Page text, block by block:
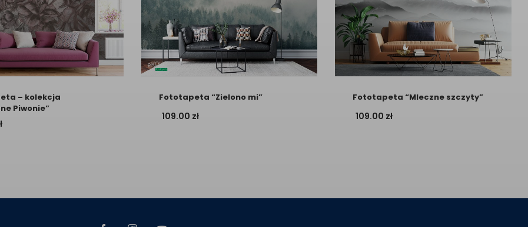
– kolekcja
Piwonie”
Fototapeta “Zielono mi”
109.00 zł
Fototapeta “Mleczne szczyty”
109.00 zł